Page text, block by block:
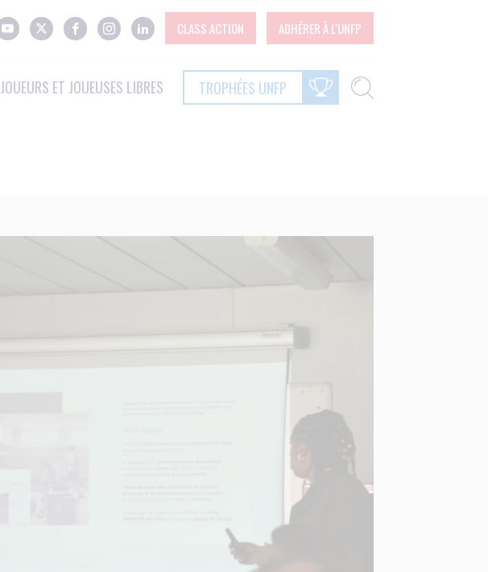
CLASS ACTION ADHÉRER À L'UNFP
JOUEURS ET JOUEUSES LIBRES TROPHÉES UNFP